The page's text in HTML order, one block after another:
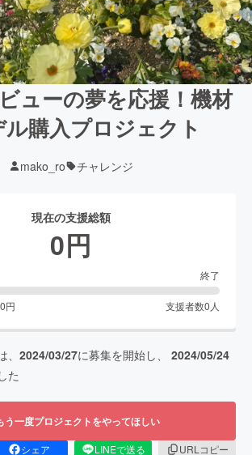
ューの夢を応援！機材
ル購入プロジェクト
mako_ro チャレンジ
現在の支援総額
0円
終了
円 支援者数0 人
2024/03/27に募集を開始し、 2024/05/24
た
う一度プロジェクトをやってほしい
シェア LINEで送る
URLコピー